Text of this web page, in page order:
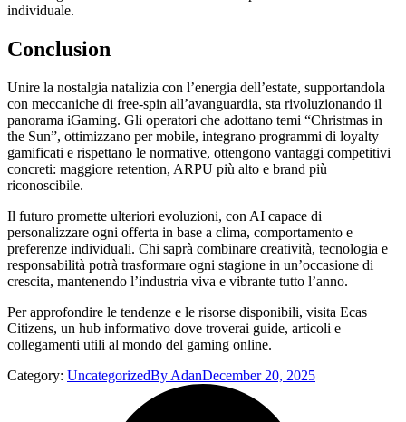
individuale.
Conclusion
Unire la nostalgia natalizia con l’energia dell’estate, supportandola
con meccaniche di free‑spin all’avanguardia, sta rivoluzionando il
panorama iGaming. Gli operatori che adottano temi “Christmas in
the Sun”, ottimizzano per mobile, integrano programmi di loyalty
gamificati e rispettano le normative, ottengono vantaggi competitivi
concreti: maggiore retention, ARPU più alto e brand più
riconoscibile.
Il futuro promette ulteriori evoluzioni, con AI capace di
personalizzare ogni offerta in base a clima, comportamento e
preferenze individuali. Chi saprà combinare creatività, tecnologia e
responsabilità potrà trasformare ogni stagione in un’occasione di
crescita, mantenendo l’industria viva e vibrante tutto l’anno.
Per approfondire le tendenze e le risorse disponibili, visita Ecas
Citizens, un hub informativo dove troverai guide, articoli e
collegamenti utili al mondo del gaming online.
Category: UncategorizedBy AdanDecember 20, 2025